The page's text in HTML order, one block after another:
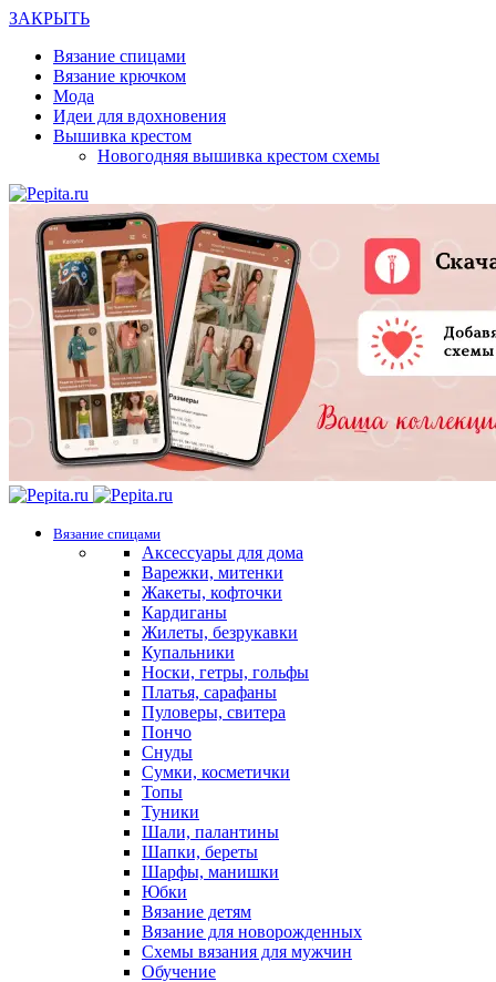
ЗАКРЫТЬ
Вязание спицами
Вязание крючком
Мода
Идеи для вдохновения
Вышивка крестом
Новогодняя вышивка крестом схемы
Вязание спицами
Аксессуары для дома
Варежки, митенки
Жакеты, кофточки
Кардиганы
Жилеты, безрукавки
Купальники
Носки, гетры, гольфы
Платья, сарафаны
Пуловеры, свитера
Пончо
Снуды
Сумки, косметички
Топы
Туники
Шали, палантины
Шапки, береты
Шарфы, манишки
Юбки
Вязание детям
Вязание для новорожденных
Схемы вязания для мужчин
Обучение